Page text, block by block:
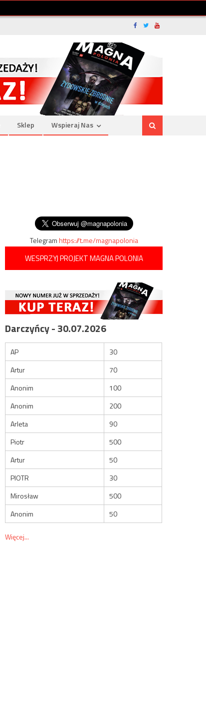
Sklep Wspieraj Nas
Telegramhttps://t.me/magnapolonia
WESPRZYJ PROJEKT MAGNA POLONIA
Darczyńcy - 30.07.2026
AP
30
Artur
70
Anonim
100
Anonim
200
Arleta
90
Piotr
500
Artur
50
PIOTR
30
Mirosław
500
Anonim
50
Więcej...